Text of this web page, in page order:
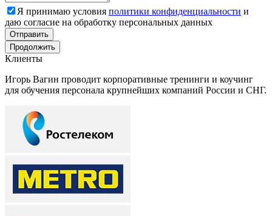
Я принимаю условия политики конфиденциальности и
даю согласие на обработку персональных данных
Отправить
Продолжить
Клиенты
Игорь Вагин проводит корпоративные тренинги и коучинг
для обучения персонала крупнейших компаний России и СНГ.